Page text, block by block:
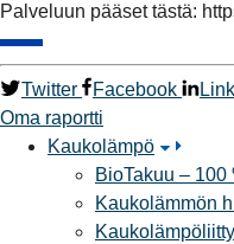
Palveluun pääset tästä:
Twitter Facebook
Oma raportti
Kaukolämpö
BioTakuu –
Kaukolämmön